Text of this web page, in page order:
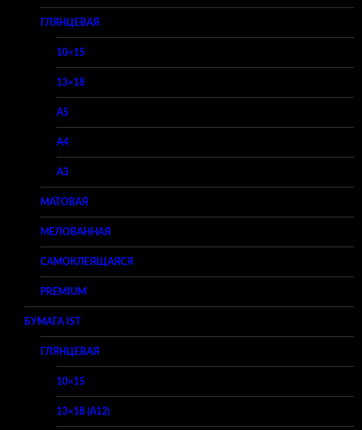
ГЛЯНЦЕВАЯ
10×15
13×18
A5
A4
A3
МАТОВАЯ
МЕЛОВАННАЯ
САМОКЛЕЯЩАЯСЯ
PREMIUM
БУМАГА IST
ГЛЯНЦЕВАЯ
10×15
13×18 (A12)